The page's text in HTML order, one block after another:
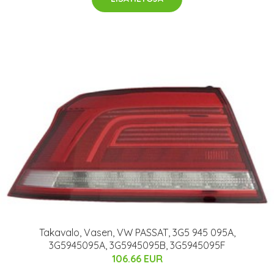
Takavalo, Vasen, VW PASSAT, 3G5 945 095A,
3G5945095A, 3G5945095B, 3G5945095F
106.66 EUR